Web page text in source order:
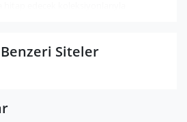
Benzeri Siteler